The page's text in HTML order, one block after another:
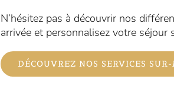
N’hésitez pas à découvrir nos
arrivée et personnalisez votre séjour
DÉCOUVREZ NOS SERVICES SUR-